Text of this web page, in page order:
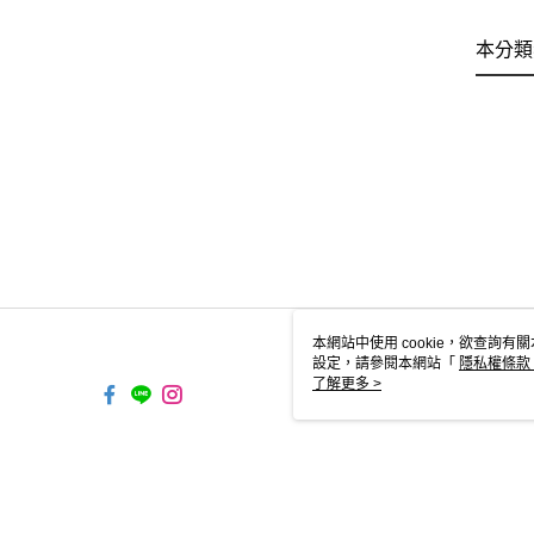
本分
本網站中使用 cookie，欲查詢有
設定，請參閱本網站「 隱私權條款
使用 cookie。
了解更多 >